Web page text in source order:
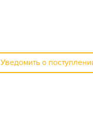
Уведомить о